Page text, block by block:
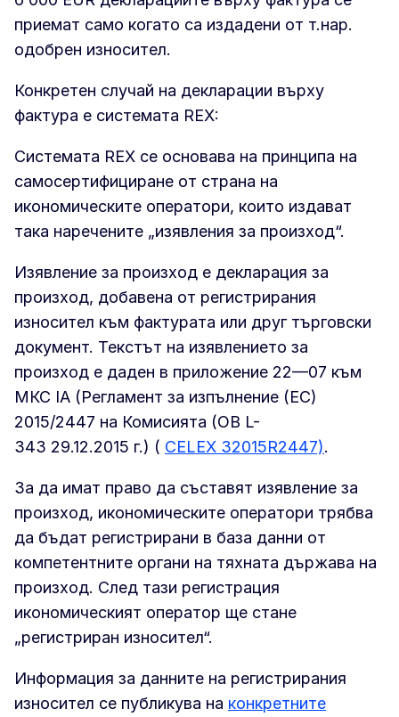
приемат само когато са издадени от т.нар.
одобрен износител.
Конкретен случай на декларации върху
фактура е системата REX:
Системата REX се основава на принципа на
самосертифициране от страна на
икономическите оператори, които издават
така наречените „изявления за произход“.
Изявление за произход е декларация за
произход, добавена от регистрирания
износител към фактурата или друг търговски
документ. Текстът на изявлението за
произход е даден в приложение 22—07 към
МКС IA (Регламент за изпълнение (ЕС)
2015/2447 на Комисията (ОВ L-
343 29.12.2015 г.) ( CELEX 32015R2447).
За да имат право да съставят изявление за
произход, икономическите оператори трябва
да бъдат регистрирани в база данни от
компетентните органи на тяхната държава на
произход. След тази регистрация
икономическият оператор ще стане
„регистриран износител“.
Информация за данните на регистрирания
износител се публикува на конкретните